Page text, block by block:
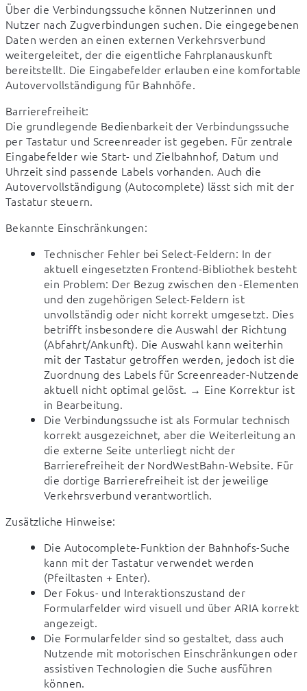
Über die Verbindungssuche können Nutzerinnen und
Nutzer nach Zugverbindungen suchen. Die eingegebenen
Daten werden an einen externen Verkehrsverbund
weitergeleitet, der die eigentliche Fahrplanauskunft
bereitstellt. Die Eingabefelder erlauben eine komfortable
Autovervollständigung für Bahnhöfe.
Barrierefreiheit:
Die grundlegende Bedienbarkeit der Verbindungssuche
per Tastatur und Screenreader ist gegeben. Für zentrale
Eingabefelder wie Start- und Zielbahnhof, Datum und
Uhrzeit sind passende Labels vorhanden. Auch die
Autovervollständigung (Autocomplete) lässt sich mit der
Tastatur steuern.
Bekannte Einschränkungen:
Technischer Fehler bei Select-Feldern: In der
aktuell eingesetzten Frontend-Bibliothek besteht
ein Problem: Der Bezug zwischen den-Elementen
und den zugehörigen Select-Feldern ist
unvollständig oder nicht korrekt umgesetzt. Dies
betrifft insbesondere die Auswahl der Richtung
(Abfahrt/Ankunft). Die Auswahl kann weiterhin
mit der Tastatur getroffen werden, jedoch ist die
Zuordnung des Labels für Screenreader-Nutzende
aktuell nicht optimal gelöst. → Eine Korrektur ist
in Bearbeitung.
Die Verbindungssuche ist als Formular technisch
korrekt ausgezeichnet, aber die Weiterleitung an
die externe Seite unterliegt nicht der
Barrierefreiheit der NordWestBahn-Website. Für
die dortige Barrierefreiheit ist der jeweilige
Verkehrsverbund verantwortlich.
Zusätzliche Hinweise:
Die Autocomplete-Funktion der Bahnhofs-Suche
kann mit der Tastatur verwendet werden
(Pfeiltasten + Enter).
Der Fokus- und Interaktionszustand der
Formularfelder wird visuell und über ARIA korrekt
angezeigt.
Die Formularfelder sind so gestaltet, dass auch
Nutzende mit motorischen Einschränkungen oder
assistiven Technologien die Suche ausführen
können.